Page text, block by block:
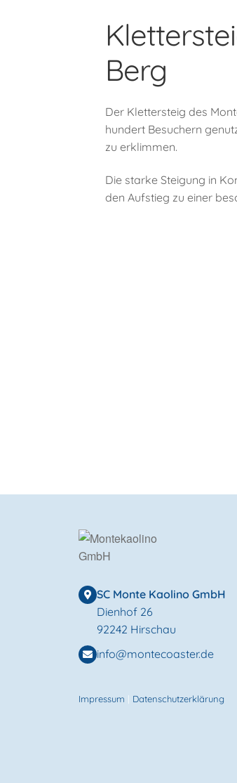
Berg
Der Klettersteig des
hundert Besuchern
zu erklimmen.
Die starke Steigung in
den Aufstieg zu einer
SC Monte Kaolino GmbH
Dienhof 26
92242 Hirschau
info@montecoaster.de
Impressum | Datenschutzerklärung